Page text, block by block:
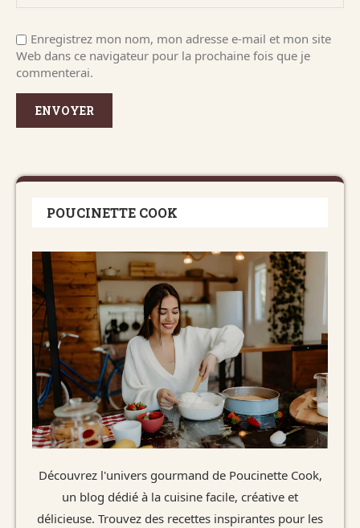
Enregistrez mon nom, mon adresse e-mail et mon site
Web dans ce navigateur pour la prochaine fois que je
commenterai.
POUCINETTE COOK
Découvrez l'univers gourmand de Poucinette Cook,
un blog dédié à la cuisine facile, créative et
délicieuse. Trouvez des recettes inspirantes pour les